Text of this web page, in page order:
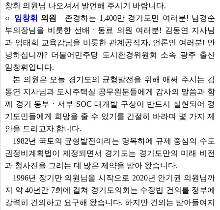
창휘 의원님 나오셔서 발언해 주시기 바랍니다.
○ 임창휘 의원
존경하는 1,400만 경기도민 여러분! 남경순
부의장님을 비롯한 선배ㆍ동료 의원 여러분! 김동연 지사님
과 임태희 교육감님을 비롯한 관계공직자, 언론인 여러분! 안
녕하십니까? 더불어민주당 도시환경위원회 소속 광주 출신
임창휘입니다.
본 의원은 오늘 경기도의 균형발전을 위해 애써 주시는 김
동연 지사님과 도시주택실 공무원분들에게 감사의 말씀과 함
께 경기 동부ㆍ서부 SOC 대개발 구상이 반드시 실현되어 경
기도민들에게 희망을 줄 수 있기를 간절히 바라며 몇 가지 제
안을 드리고자 합니다.
1982년 국토의 균형발전이라는 명목하에 규제 중심의 수도
권정비계획법이 제정되면서 경기도는 경기도만의 미래 비전
과 청사진을 그리는 데 많은 제약을 받아 왔습니다.
1996년 장기만 의원님을 시작으로 2020년 안기권 의원님까
지 약 40년간 7회에 걸쳐 경기도의회는 수정법 건의를 정부에
강력히 건의하고 요구해 왔습니다. 하지만 건의는 받아들여지